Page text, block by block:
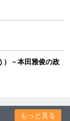
－本田雅俊の政
もっと見る